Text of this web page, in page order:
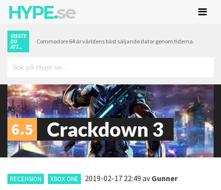
HYPE.se
VISSTE
DU
ATT...
Commodore 64 är världens bäst säljande dator genom tiderna.
6.5 Crackdown 3
RECENSION XBOX ONE 2019-02-17 22:49 avGunner